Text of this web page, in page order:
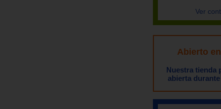
Ver
Abierto
Nuestra tienda
abierta